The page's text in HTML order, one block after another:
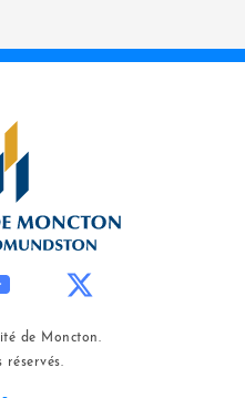
de Moncton.
réservés.